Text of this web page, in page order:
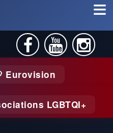
Eurovision
LGBTQI+